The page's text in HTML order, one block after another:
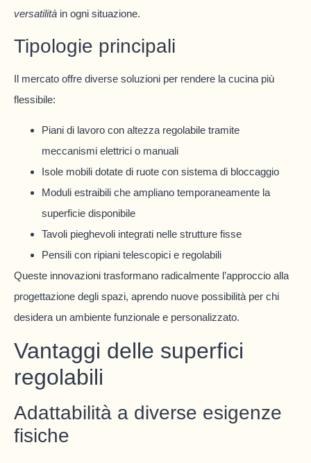
versatilità in ogni situazione.
Tipologie principali
Il mercato offre diverse soluzioni per rendere la cucina più
flessibile:
Piani di lavoro con altezza regolabile tramite
meccanismi elettrici o manuali
Isole mobili dotate di ruote con sistema di bloccaggio
Moduli estraibili che ampliano temporaneamente la
superficie disponibile
Tavoli pieghevoli integrati nelle strutture fisse
Pensili con ripiani telescopici e regolabili
Queste innovazioni trasformano radicalmente l’approccio alla
progettazione degli spazi, aprendo nuove possibilità per chi
desidera un ambiente funzionale e personalizzato.
Vantaggi delle superfici
regolabili
Adattabilità a diverse esigenze
fisiche